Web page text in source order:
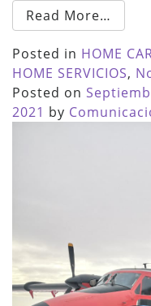
Read More…
Posted in HOME
HOME SERVICIOS,
Posted on
2021 by